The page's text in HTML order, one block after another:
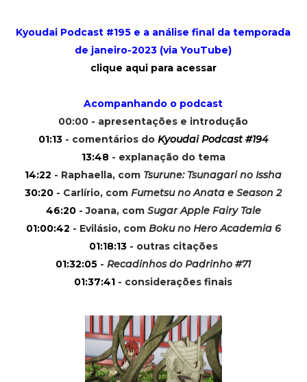
Kyoudai Podcast #195 e a análise final da temporada
de janeiro-2023 (via YouTube)
clique aqui para acessar
Acompanhando o podcast
00:00 - apresentações e introdução
01:13 - comentários doKyoudai Podcast #194
13:48- explanação do tema
14:22 - Raphaella, com Tsurune: Tsunagari no Issha
30:20 - Carlírio, comFumetsu no Anata e Season 2
46:20- Joana, com Sugar Apple Fairy Tale
01:00:42 - Evilásio, com Boku no Hero Academia 6
01:18:13- outras citações
01:32:05 -Recadinhos do Padrinho #71
01:37:41 - considerações finais